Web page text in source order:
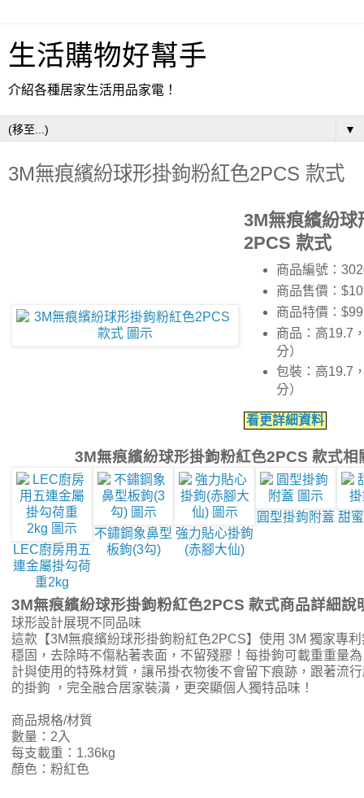
生活購物好幫手
介紹各種居家生活用品家電！
▼
3M無痕繽紛球形掛鉤粉紅色2PCS 款式
3M無痕繽紛球
2PCS 款式
商品編號：
商品售價：
商品特價： $99
商品：高19.7
分）
包裝：高19.7
分）
看更詳細資料
3M無痕繽紛球形掛鉤粉紅色2PCS 款式相
LEC廚房用五
連金屬掛勾荷
重2kg
不鏽鋼象鼻型
板鉤(3勾)
強力貼心掛鉤
(赤腳大仙)
圓型掛鉤附蓋 甜
3M無痕繽紛球形掛鉤粉紅色2PCS 款式商品詳細說
球形設計展現不同品味
這款【3M無痕繽紛球形掛鉤粉紅色2PCS】使用 3M 獨家專
穩固，去除時不傷粘著表面，不留殘膠！每掛鉤可載重重量
計與使用的特殊材質，讓吊掛衣物後不會留下痕跡，跟著流
的掛鉤 ，完全融合居家裝潢，更突顯個人獨特品味！
商品規格/材質
數量：2入
每支載重：1.36kg
顏色：粉紅色